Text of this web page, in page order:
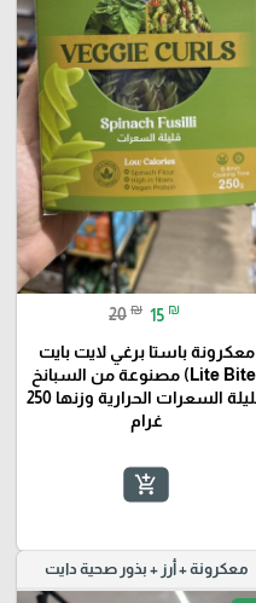
20 ₪ 15 ₪
معكرونة باستا برغي لايت بايت
(Lite Bite) مصنوعة من السبانخ
قليلة السعرات الحرارية وزنها 250
غرام
add_shopping_cart
معكرونة + أرز + بذور صحية دايت